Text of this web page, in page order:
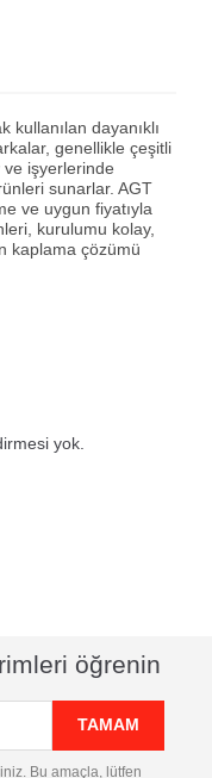
kullanılan dayanıklı
genellikle çeşitli
işyerlerinde
sunarlar. AGT
ve uygun fiyatıyla
kurulumu kolay,
kaplama çözümü
yok.
öğrenin
Bu amaçla, lütfen